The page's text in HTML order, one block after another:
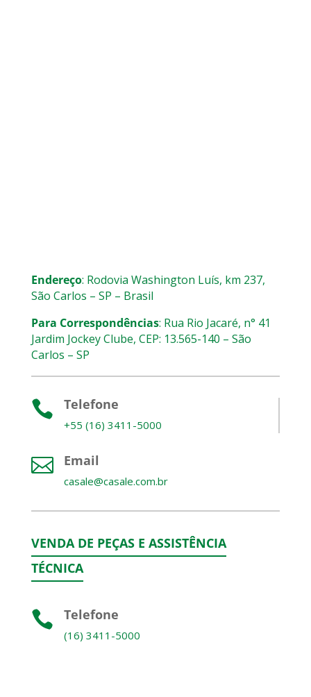
Endereço: Rodovia Washington Luís, km 237,
São Carlos – SP – Brasil
Para Correspondências: Rua Rio Jacaré, n° 41
Jardim Jockey Clube, CEP: 13.565-140 – São
Carlos – SP
 Telefone
+55 (16) 3411-5000
 Email
casale@casale.com.br
VENDA DE PEÇAS E ASSISTÊNCIA
TÉCNICA
 Telefone
(16) 3411-5000